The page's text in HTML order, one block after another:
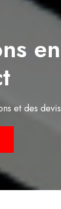
en
et des devis